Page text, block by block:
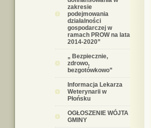
zakresie
podejmowania
działalności
gospodarczej w
ramach PROW na lata
2014-2020”
„ Bezpiecznie,
zdrowo,
bezgotówkowo”
Informacja Lekarza
Weterynarii w
Płońsku
OGŁOSZENIE WÓJTA
GMINY